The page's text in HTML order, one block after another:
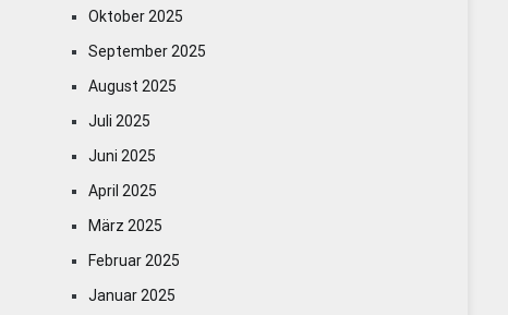
Oktober 2025
September 2025
August 2025
Juli 2025
Juni 2025
April 2025
März 2025
Februar 2025
Januar 2025